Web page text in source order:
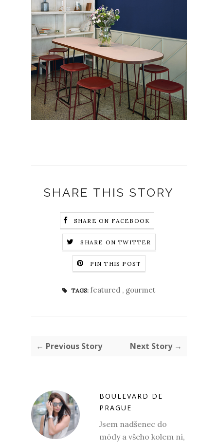
SHARE THIS STORY
SHARE ON FACEBOOK
SHARE ON TWITTER
PIN THIS POST
TAGS: featured , gourmet
← Previous Story Next Story →
BOULEVARD DE
PRAGUE
Jsem nadšenec do
módy a všeho kolem ní,